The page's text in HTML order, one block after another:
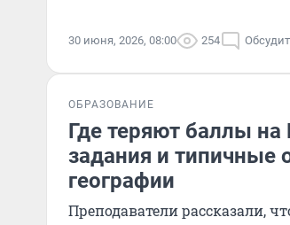
30 июня, 2026, 08:00 254
ОБРАЗОВАНИЕ
Где теряют баллы
задания и типичные
географии
Преподаватели рассказали,